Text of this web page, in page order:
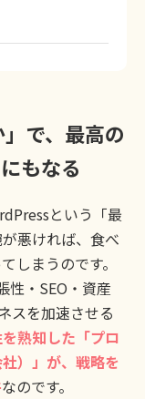
で、最高の
もなる
という「最
悪ければ、食べ
しまうのです。
性・SEO・資産
スを加速させる
熟知した「プロ
）」が、戦略を
なのです。